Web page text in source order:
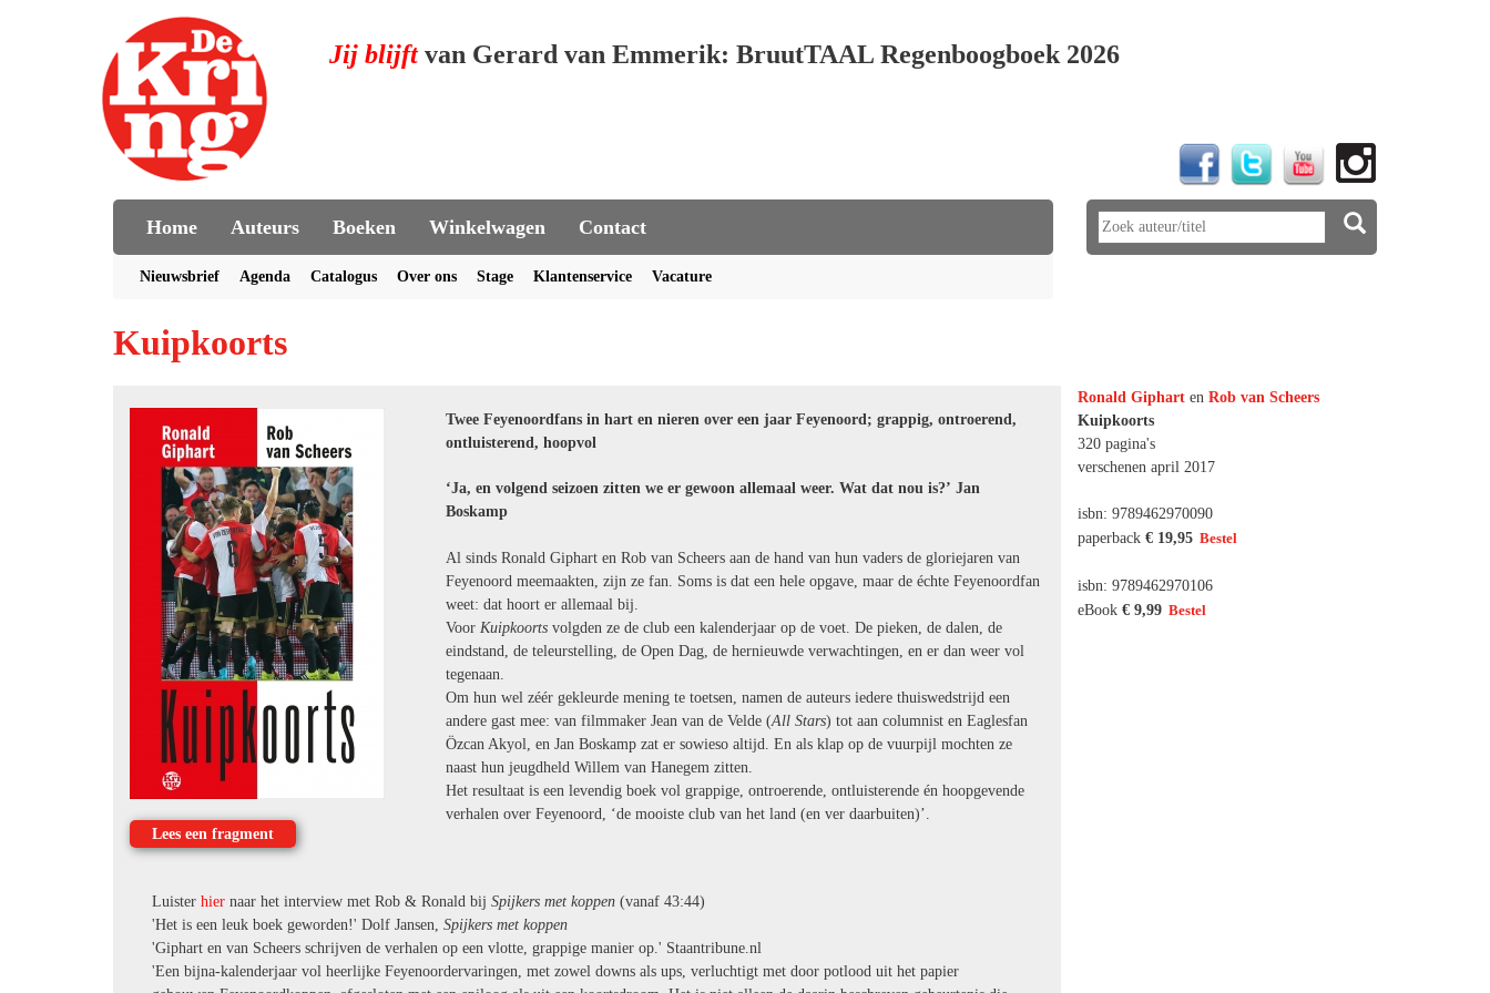
Jij blijftvan Gerard van Emmerik: BruutTAAL Regenboogboek 2026
Home Auteurs Boeken Winkelwagen Contact
Nieuwsbrief Agenda Catalogus Over ons Stage Klantenservice Vacature
Kuipkoorts
Ronald Giphart en Rob van Scheers
Kuipkoorts
320 pagina's
verschenen april 2017
isbn: 9789462970090
paperback € 19,95
isbn: 9789462970106
eBook € 9,99
Lees een fragment
Twee Feyenoordfans in hart en nieren over een jaar Feyenoord; grappig, ontroerend,
ontluisterend, hoopvol
‘Ja, en volgend seizoen zitten we er gewoon allemaal weer. Wat dat nou is?’ Jan
Boskamp
Al sinds Ronald Giphart en Rob van Scheers aan de hand van hun vaders de gloriejaren van
Feyenoord meemaakten, zijn ze fan. Soms is dat een hele opgave, maar de échte Feyenoordfan
weet: dat hoort er allemaal bij.
Voor Kuipkoortsvolgden ze de club een kalenderjaar op de voet. De pieken, de dalen, de
eindstand, de teleurstelling, de Open Dag, de hernieuwde verwachtingen, en er dan weer vol
tegenaan.
Om hun wel zéér gekleurde mening te toetsen, namen de auteurs iedere thuiswedstrijd een
andere gast mee: van filmmaker Jean van de Velde (All Stars) tot aan columnist en Eaglesfan
Özcan Akyol, en Jan Boskamp zat er sowieso altijd. En als klap op de vuurpijl mochten ze
naast hun jeugdheld Willem van Hanegem zitten.
Het resultaat is een levendig boek vol grappige, ontroerende, ontluisterende én hoopgevende
verhalen over Feyenoord, ‘de mooiste club van het land (en ver daarbuiten)’.
Luister hier naar het interview met Rob & Ronald bij Spijkers met koppen (vanaf 43:44)
'Het is een leuk boek geworden!' Dolf Jansen, Spijkers met koppen
'Giphart en van Scheers schrijven de verhalen op een vlotte, grappige manier op.' Staantribune.nl
'Een bijna-kalenderjaar vol heerlijke Feyenoordervaringen, met zowel downs als ups, verluchtigt met door potlood uit het papier